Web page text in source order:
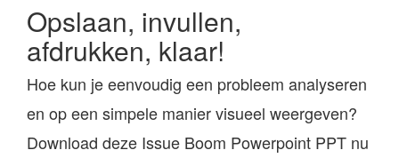
Opslaan, invullen,
afdrukken, klaar!
Hoe kun je eenvoudig een probleem analyseren
en op een simpele manier visueel weergeven?
Download deze Issue Boom Powerpoint PPT nu